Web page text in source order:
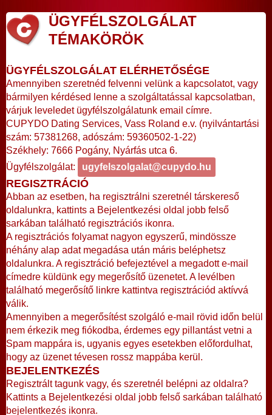
ÜGYFÉLSZOLGÁLAT
TÉMAKÖRÖK
ÜGYFÉLSZOLGÁLAT ELÉRHETŐSÉGE
Amennyiben szeretnéd felvenni velünk a kapcsolatot, vagy
bármilyen kérdésed lenne a szolgáltatással kapcsolatban,
várjuk leveledet ügyfélszolgálatunk email címre.
CUPYDO Dating Services, Vass Roland e.v. (nyilvántartási
szám: 57381268, adószám: 59360502-1-22)
Székhely: 7666 Pogány, Nyárfás utca 6.
Ügyfélszolgálat:
ugyfelszolgalat@cupydo.hu
REGISZTRÁCIÓ
Abban az esetben, ha regisztrálni szeretnél társkereső
oldalunkra, kattints a Bejelentkezési oldal jobb felső
sarkában található regisztrációs ikonra.
A regisztrációs folyamat nagyon egyszerű, mindössze
néhány alap adat megadása után máris beléphetsz
oldalunkra. A regisztráció befejeztével a megadott e-mail
címedre küldünk egy megerősítő üzenetet. A levélben
található megerősítő linkre kattintva regisztrációd aktívvá
válik.
Amennyiben a megerősítést szolgáló e-mail rövid időn belül
nem érkezik meg fiókodba, érdemes egy pillantást vetni a
Spam mappára is, ugyanis egyes esetekben előfordulhat,
hogy az üzenet tévesen rossz mappába kerül.
BEJELENTKEZÉS
Regisztrált tagunk vagy, és szeretnél belépni az oldalra?
Kattints a Bejelentkezési oldal jobb felső sarkában található
bejelentkezés ikonra.